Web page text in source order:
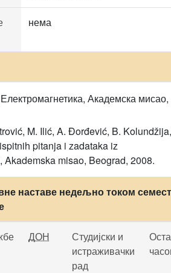
нема
Академска мисао,
M. Ilić, A. Đorđević, B.
pitanja i zadataka iz
Akademska misao, Beograd, 2008.
наставе недељно током
ДОН
Студијски и
истраживачки
рад